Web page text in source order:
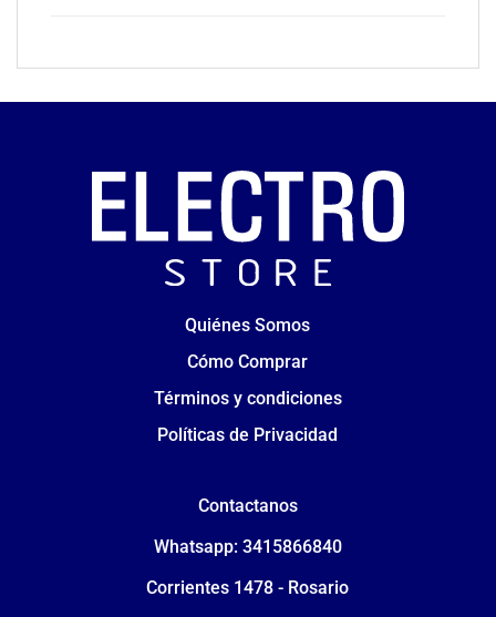
Quiénes Somos
Cómo Comprar
Términos y condiciones
Políticas de Privacidad
Contactanos
Whatsapp: 3415866840
Corrientes 1478 - Rosario